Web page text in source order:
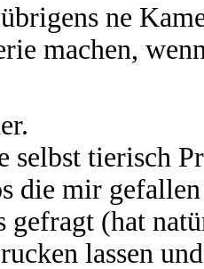
ne
machen,
selbst tierisch
die mir
gefragt (hat
lassen